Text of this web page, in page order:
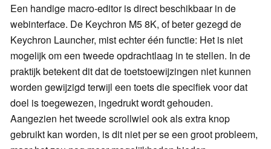
Een handige macro-editor is direct beschikbaar in de
webinterface. De Keychron M5 8K, of beter gezegd de
Keychron Launcher, mist echter één functie: Het is niet
mogelijk om een tweede opdrachtlaag in te stellen. In de
praktijk betekent dit dat de toetstoewijzingen niet kunnen
worden gewijzigd terwijl een toets die specifiek voor dat
doel is toegewezen, ingedrukt wordt gehouden.
Aangezien het tweede scrollwiel ook als extra knop
gebruikt kan worden, is dit niet per se een groot probleem,